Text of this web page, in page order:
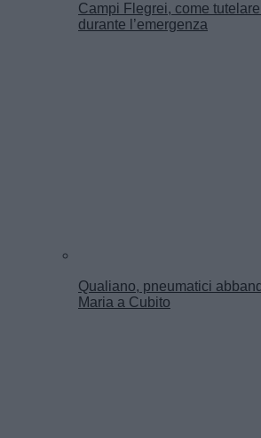
Campi Flegrei, come
durante l’emergenza
Qualiano, pneumatici
Maria a Cubito